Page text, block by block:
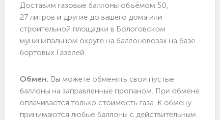
Доставим газовые баллоны объёмом 50,
27 литров и другие до вашего дома или
строительной площадки в Бологовском
муниципальном округе на баллоновозах на базе
бортовых Газелей.
Обмен. Вы можете обменять свои пустые
баллоны на заправленные пропаном. При обмене
оплачивается только стоимость газа. К обмену
принимаются любые баллоны с действительным